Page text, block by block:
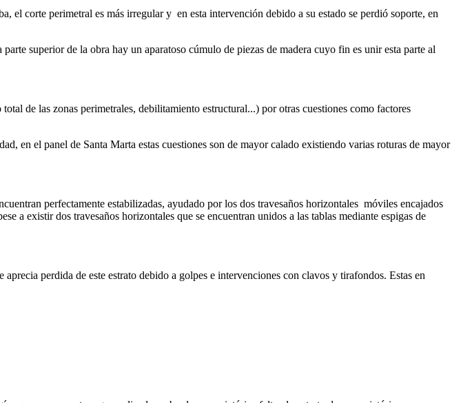
el corte perimetral es más irregular y en esta intervención debido a su estado se perdió soporte, en
superior de la obra hay un aparatoso cúmulo de piezas de madera cuyo fin es unir esta parte al
de las zonas perimetrales, debilitamiento estructural...) por otras cuestiones como factores
en el panel de Santa Marta estas cuestiones son de mayor calado existiendo varias roturas de mayor
perfectamente estabilizadas, ayudado por los dos travesaños horizontales móviles encajados
a existir dos travesaños horizontales que se encuentran unidos a las tablas mediante espigas de
perdida de este estrato debido a golpes e intervenciones con clavos y tirafondos. Estas en